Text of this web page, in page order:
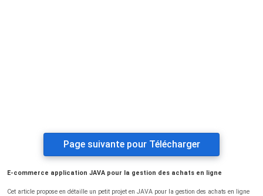
Page suivante pour Télécharger
E-commerce application JAVA pour la gestion des achats en ligne
Cet article propose en détaille un petit projet en JAVA pour la gestion des achats en ligne